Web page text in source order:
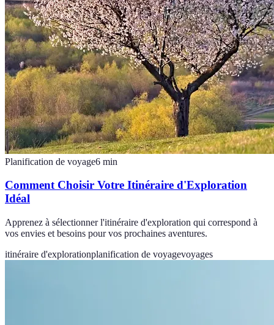
Planification de voyage6 min
Comment Choisir Votre Itinéraire d'Exploration
Idéal
Apprenez à sélectionner l'itinéraire d'exploration qui correspond à
vos envies et besoins pour vos prochaines aventures.
itinéraire d'explorationplanification de voyagevoyages